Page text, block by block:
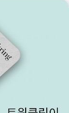
일 소요 (제품
의주세요
: 우체국)
객센터로 신청)
이후 결제는 익일
및 협의. 최대한